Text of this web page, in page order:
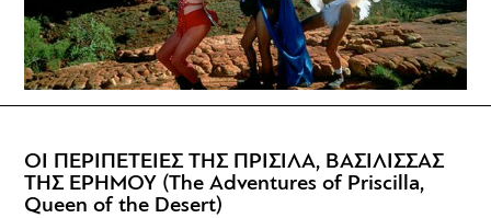
ΟΙ ΠΕΡΙΠΕΤΕΙΕΣ ΤΗΣ ΠΡΙΣΙΛΑ, ΒΑΣΙΛΙΣΣΑΣ
ΤΗΣ ΕΡΗΜΟΥ (The Adventures of Priscilla,
Queen of the Desert)